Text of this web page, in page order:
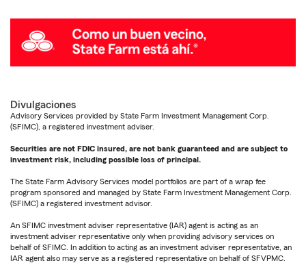
Divulgaciones
Advisory Services provided by State Farm Investment Management Corp.
(SFIMC), a registered investment adviser.
Securities are not FDIC insured, are not bank guaranteed and are subject to
investment risk, including possible loss of principal.
The State Farm Advisory Services model portfolios are part of a wrap fee
program sponsored and managed by State Farm Investment Management Corp.
(SFIMC) a registered investment advisor.
An SFIMC investment adviser representative (IAR) agent is acting as an
investment adviser representative only when providing advisory services on
behalf of SFIMC. In addition to acting as an investment adviser representative, an
IAR agent also may serve as a registered representative on behalf of SFVPMC.